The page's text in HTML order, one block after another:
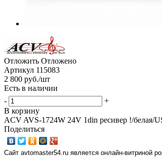
Отложить Отложено
Артикул 115083
2 800 руб./шт
Есть в наличии
-
+
В корзину
ACV AVS-1724W 24V 1din ресивер !/
Поделиться
Сайт avtomaster54.ru является онлайн-витриной